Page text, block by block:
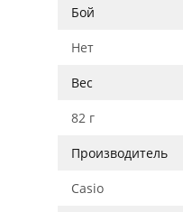
Бой
Нет
Вес
82 г
Производитель
Casio